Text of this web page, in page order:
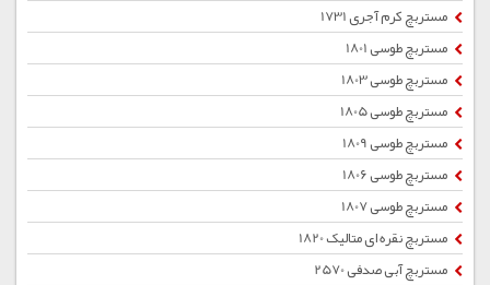
مستربچ کرم آجری 1731
مستربچ طوسی 1801
مستربچ طوسی 1803
مستربچ طوسی 1805
مستربچ طوسی 1809
مستربچ طوسی 1806
مستربچ طوسی 1807
مستربچ نقره ای متالیک 1820
مستربچ آبی صدفی 2570